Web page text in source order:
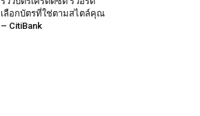
เลือกบัตรที่ใช่ตามสไตล์คุณ
– CitiBank